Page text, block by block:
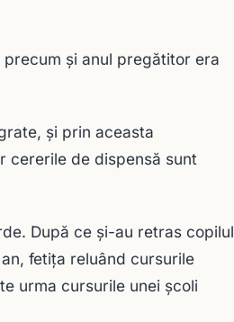
şi anul pregătitor era
şi prin aceasta
cererile de dispensă sunt
După ce şi-au retras copilul
fetiţa reluând cursurile
urma cursurile unei şcoli